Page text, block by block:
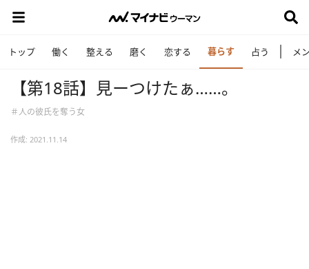
トップ 働く 整える 磨く 恋する 暮らす 占う メ
【第18話】見ーつけたぁ……。
＃人の彼氏を奪う女
作成: 2021.11.14